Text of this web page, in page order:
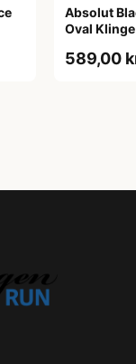
Absolut
Oval
589,00